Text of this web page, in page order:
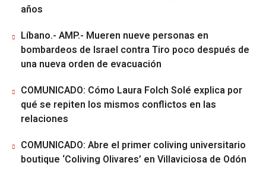
años
Líbano.- AMP.- Mueren nueve personas en
bombardeos de Israel contra Tiro poco después de
una nueva orden de evacuación
COMUNICADO: Cómo Laura Folch Solé explica por
qué se repiten los mismos conflictos en las
relaciones
COMUNICADO: Abre el primer coliving universitario
boutique ‘Coliving Olivares’ en Villaviciosa de Odón